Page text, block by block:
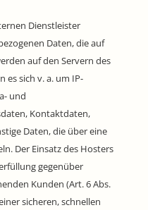
Dienstleister
Daten, die auf
auf den Servern des
es sich v. a. um IP-
und
Kontaktdaten,
Daten, die über eine
Der Einsatz des Hosters
gegenüber
Kunden (Art. 6 Abs.
sicheren, schnellen